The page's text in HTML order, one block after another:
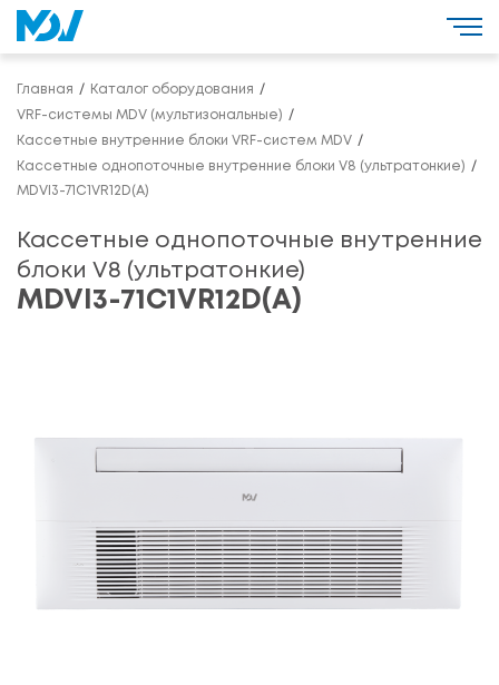
Главная Каталог оборудования
VRF-системы MDV (мультизональные)
Кассетные внутренние блоки VRF-систем MDV
Кассетные однопоточные внутренние блоки V8 (ультратонкие)
MDVI3-71C1VR12D(A)
Кассетные однопоточные внутренние
блоки V8 (ультратонкие)
MDVI3-71C1VR12D(A)